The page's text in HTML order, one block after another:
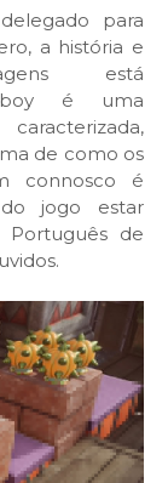
para
a história e
está
é uma
de como os
connosco é
jogo estar
de